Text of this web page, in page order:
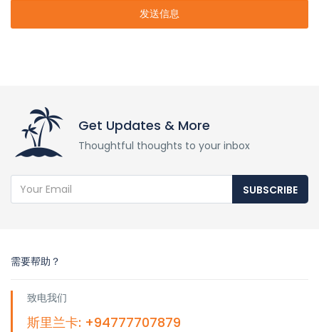
发送信息
Get Updates & More
Thoughtful thoughts to your inbox
SUBSCRIBE
需要帮助？
致电我们
斯里兰卡: +94777707879